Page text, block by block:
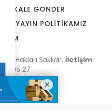
MAKALE GÖNDER
YAYIN POLITIKAMIZ
Hakları Saklıdır. İletişim:
05 27